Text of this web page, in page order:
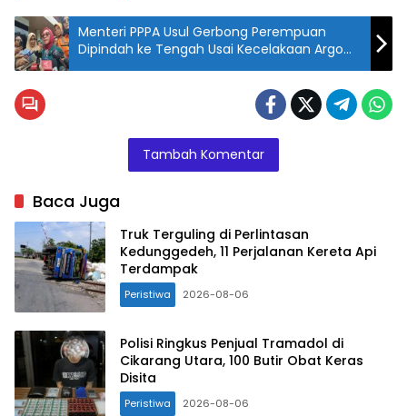
Menteri PPPA Usul Gerbong Perempuan
Dipindah ke Tengah Usai Kecelakaan Argo
Anggrek
Tambah Komentar
Baca Juga
Truk Terguling di Perlintasan
Kedunggedeh, 11 Perjalanan Kereta Api
Terdampak
Peristiwa 2026-08-06
Polisi Ringkus Penjual Tramadol di
Cikarang Utara, 100 Butir Obat Keras
Disita
Peristiwa 2026-08-06